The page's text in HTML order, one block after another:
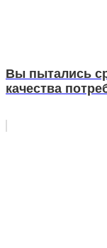
Вы пытались
качества